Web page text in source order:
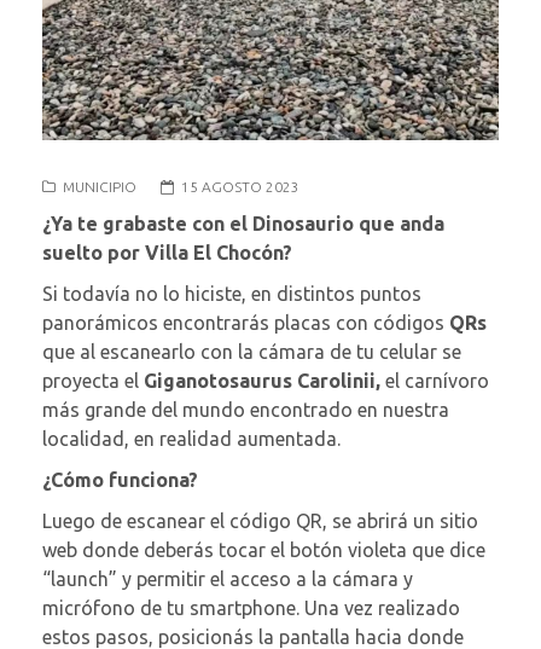
MUNICIPIO 15 AGOSTO 2023
¿Ya te grabaste con el Dinosaurio que anda
suelto por Villa El Chocón?
Si todavía no lo hiciste, en distintos puntos
panorámicos encontrarás placas con códigos QRs
que al escanearlo con la cámara de tu celular se
proyecta el Giganotosaurus Carolinii, el carnívoro
más grande del mundo encontrado en nuestra
localidad, en realidad aumentada.
¿Cómo funciona?
Luego de escanear el código QR, se abrirá un sitio
web donde deberás tocar el botón violeta que dice
“launch” y permitir el acceso a la cámara y
micrófono de tu smartphone. Una vez realizado
estos pasos, posicionás la pantalla hacia donde